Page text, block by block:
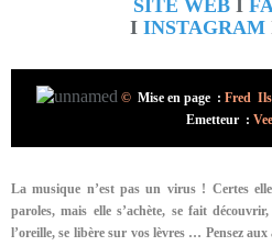
SITE WEBI
I INSTAGRAM
© Mise en page : Fred
Emetteur :
La musique n’est pas un virus ! Certes
paroles, mais elle s’achète, se fait
l’oreille, se libère sur vos lèvres … Pensez